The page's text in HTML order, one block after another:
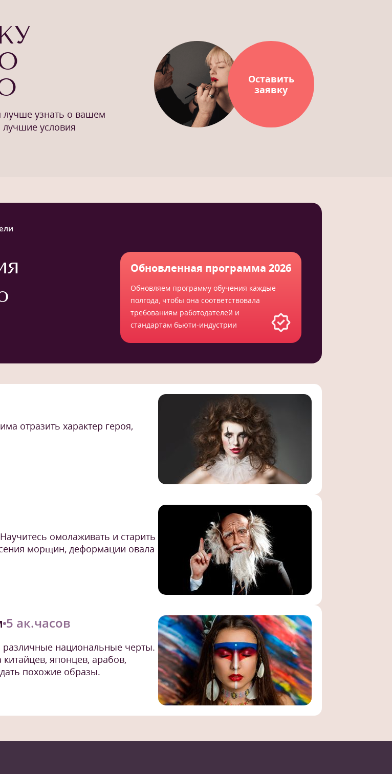
лучше узнать о вашем
лучшие условия
Оставить
заявку
Обновленная программа 2026
Обновляем программу обучения каждые
полгода, чтобы она соответствовала
требованиям работодателей и
стандартам бьюти-индустрии
отразить характер героя,
омолаживать и старить
морщин, деформации овала
5 ак.часов
национальные черты.
японцев, арабов,
похожие образы.